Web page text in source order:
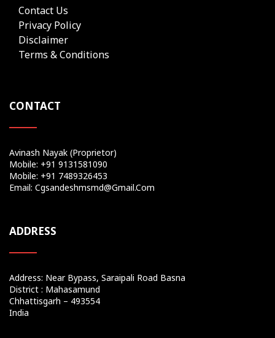
Contact Us
Privacy Policy
Disclaimer
Terms & Conditions
CONTACT
Avinash Nayak (Proprietor)
Mobile: +91 9131581090
Mobile: +91 7489326453
Email: Cgsandeshmsmd@gmail.com
ADDRESS
Address: Near Bypass, Saraipali Road Basna
District : Mahasamund
Chhattisgarh – 493554
India